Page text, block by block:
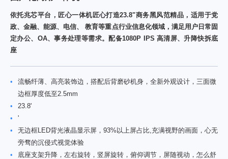
依托兆芯平台，匠心一体机匠心打造23.8"商务黑风范精品，适用于党
政、金融、能源、电信、 教育等重点行业信息化领域，满足用户日常固
定办公、OA、事务处理等需求。配备1080P IPS 高清屏、升降快拆底
座
•
流畅纤薄、高亮装饰边，搭配后背磨砂机身，全新外观设计，三面微
边框厚度低至2.5mm
•
23.8'
•
'
•
无边框LED背光液晶显示屏，93%以上屏占比,充满视野的画面，心无
旁骛的沉侵式视觉体验
•
底座支架升降，左右旋转，竖屏旋转，俯仰调节，屏随视动，怎么舒